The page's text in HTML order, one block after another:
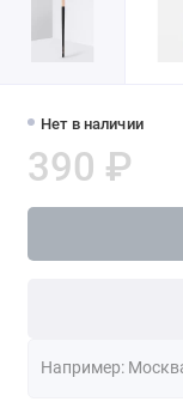
Нет в наличии
390 ₽